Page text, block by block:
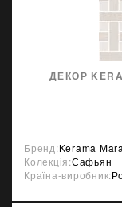
ДЕКОР
Бренд:Kerama
Колекція:Сафьян
Країна-виробник: